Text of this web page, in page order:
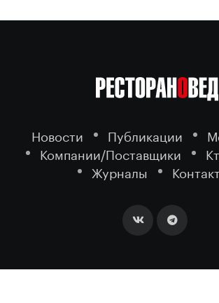
Новости Публикации
Компании/Поставщики
Журналы